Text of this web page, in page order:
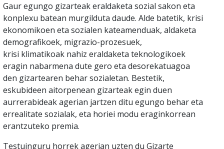
Gaur egungo gizarteak eraldaketa sozial sakon eta
konplexu batean murgilduta daude. Alde batetik, krisi
ekonomikoen eta sozialen kateamenduak, aldaketa
demografikoek, migrazio-prozesuek,
krisi klimatikoak nahiz eraldaketa teknologikoek
eragin nabarmena dute gero eta desorekatuagoa
den gizartearen behar sozialetan. Bestetik,
eskubideen aitorpenean gizarteak egin duen
aurrerabideak agerian jartzen ditu egungo behar eta
errealitate sozialak, eta horiei modu eraginkorrean
erantzuteko premia.
Testuinguru horrek agerian uzten du Gizarte